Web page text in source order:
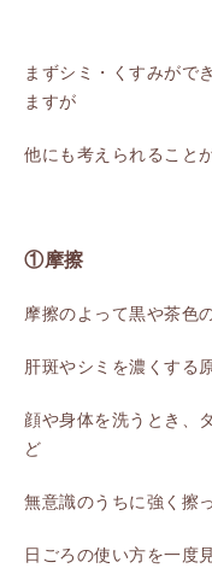
まずシミ・くすみがで
ますが
他にも考えられること
①摩擦
摩擦のよって黒や茶色
肝斑やシミを濃くする
顔や身体を洗うとき、
ど
無意識のうちに強く擦
日ごろの使い方を一度